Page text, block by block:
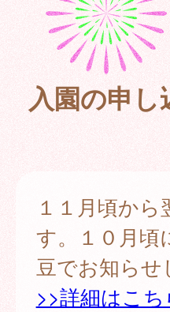
入園の申
１１月頃か
す。１０月頃
豆でお知らせ
>>詳細はこち